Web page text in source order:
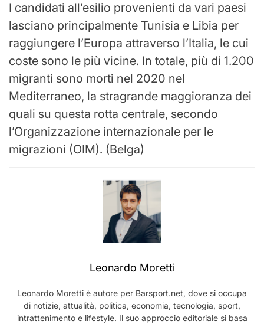
I candidati all’esilio provenienti da vari paesi
lasciano principalmente Tunisia e Libia per
raggiungere l’Europa attraverso l’Italia, le cui
coste sono le più vicine. In totale, più di 1.200
migranti sono morti nel 2020 nel
Mediterraneo, la stragrande maggioranza dei
quali su questa rotta centrale, secondo
l’Organizzazione internazionale per le
migrazioni (OIM). (Belga)
Leonardo Moretti
Leonardo Moretti è autore per Barsport.net, dove si occupa
di notizie, attualità, politica, economia, tecnologia, sport,
intrattenimento e lifestyle. Il suo approccio editoriale si basa